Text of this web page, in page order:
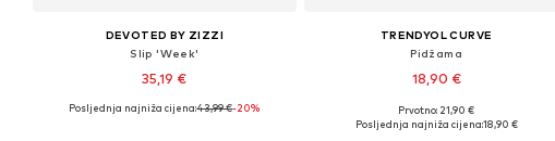
DEVOTED BY ZIZZI
Slip 'Week'
35,19 €
Dostupno u više veličina
Posljednja najniža cijena:43,99 €-20%
TRENDYOL CURVE
Pidžama
18,90 €
Dostupne veličine: XXL, XXXL, 4XL, 5XL, 6XL
Prvotno: 21,90 €
Posljednja najniža cijena:18,90 €